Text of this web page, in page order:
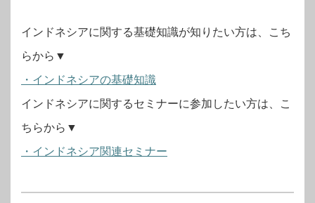
インドネシアに関する基礎知識が知りたい方は、こち
らから▼
・インドネシアの基礎知識
インドネシアに関するセミナーに参加したい方は、こ
ちらから▼
・インドネシア関連セミナー